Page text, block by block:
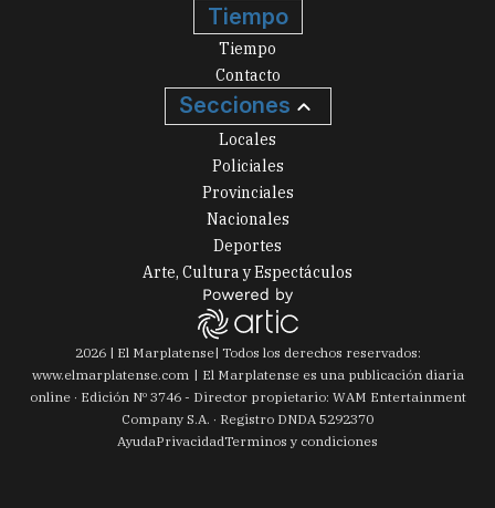
Tiempo
Tiempo
Contacto
Secciones
Locales
Policiales
Provinciales
Nacionales
Deportes
Arte, Cultura y Espectáculos
2026| El Marplatense| Todos los derechos reservados:
www.elmarplatense.com
El Marplatense es una publicación diaria
online · Edición Nº 3746- Director propietario: WAM Entertainment
Company S.A. · Registro DNDA 5292370
AyudaPrivacidadTerminos y condiciones